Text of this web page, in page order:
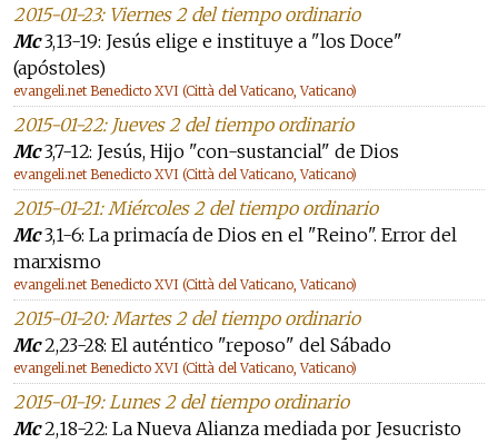
2015-01-23: Viernes 2 del tiempo ordinario
Mc3,13-19: Jesús elige e instituye a "los Doce"
(apóstoles)
evangeli.net Benedicto XVI (Città del Vaticano, Vaticano)
2015-01-22: Jueves 2 del tiempo ordinario
Mc3,7-12: Jesús, Hijo "con-sustancial" de Dios
evangeli.net Benedicto XVI (Città del Vaticano, Vaticano)
2015-01-21: Miércoles 2 del tiempo ordinario
Mc3,1-6: La primacía de Dios en el "Reino". Error del
marxismo
evangeli.net Benedicto XVI (Città del Vaticano, Vaticano)
2015-01-20: Martes 2 del tiempo ordinario
Mc2,23-28: El auténtico "reposo" del Sábado
evangeli.net Benedicto XVI (Città del Vaticano, Vaticano)
2015-01-19: Lunes 2 del tiempo ordinario
Mc2,18-22: La Nueva Alianza mediada por Jesucristo